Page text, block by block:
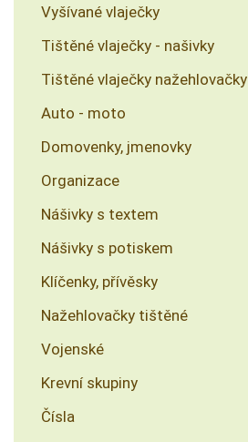
Vyšívané vlaječky
Tištěné vlaječky - našivky
Tištěné vlaječky nažehlovačky
Auto - moto
Domovenky, jmenovky
Organizace
Nášivky s textem
Nášivky s potiskem
Klíčenky, přívěsky
Nažehlovačky tištěné
Vojenské
Krevní skupiny
Čísla